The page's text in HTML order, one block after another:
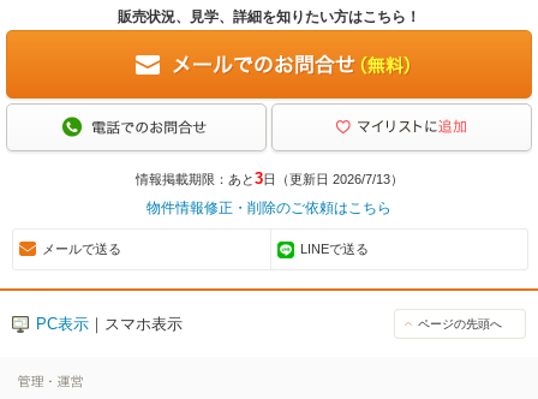
販売状況、見学、詳細を知りたい方はこちら！
情報掲載期限：あと3日（更新日 2026/7/13）
物件情報修正・削除のご依頼はこちら
メールで送る LINEで送る
PC表示 ｜スマホ表示 ページの先頭へ